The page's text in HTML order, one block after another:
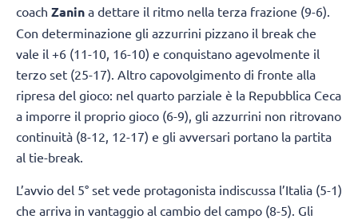
coach Zanin a dettare il ritmo nella terza frazione (9-6).
Con determinazione gli azzurrini pizzano il break che
vale il +6 (11-10, 16-10) e conquistano agevolmente il
terzo set (25-17). Altro capovolgimento di fronte alla
ripresa del gioco: nel quarto parziale è la Repubblica Ceca
a imporre il proprio gioco (6-9), gli azzurrini non ritrovano
continuità (8-12, 12-17) e gli avversari portano la partita
al tie-break.
L’avvio del 5° set vede protagonista indiscussa l’Italia (5-1)
che arriva in vantaggio al cambio del campo (8-5). Gli